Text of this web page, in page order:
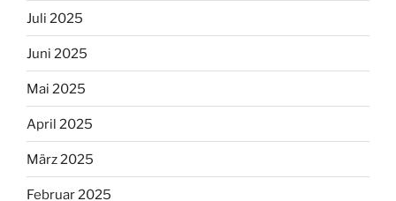
Juli 2025
Juni 2025
Mai 2025
April 2025
März 2025
Februar 2025